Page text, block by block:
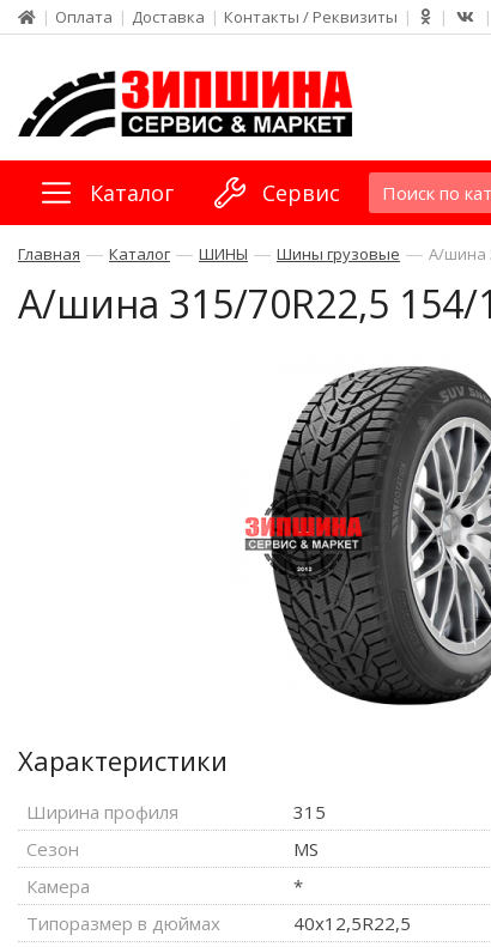
| Оплата | Доставка | Контакты / Реквизиты | | |
Каталог Сервис
Главная — Каталог — ШИНЫ — Шины грузовые — А/шина
А/шина 315/70R22,5 154/
Характеристики
Ширина профиля 315
Сезон
MS
Камера
*
Типоразмер в дюймах
40x12,5R22,5